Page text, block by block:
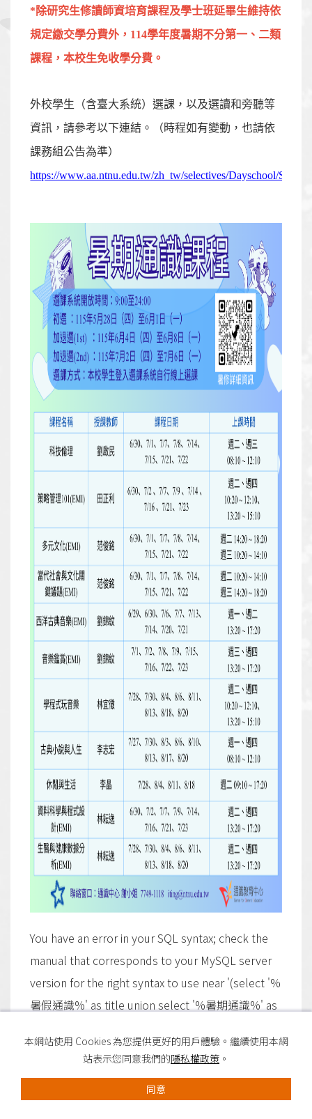
本網站使用 Cookies 為您提供更好的用戶體驗。繼續使用本網
站表示您同意我們的隱私權政策 。
同意
*除研究生修讀師資培育課程及學士班延畢生維持依
規定繳交學分費外，114學年度暑期不分第一、二類
課程，本校生免收學分費。
外校學生（含臺大系統）選課，以及選讀和旁聽等
資訊，請參考以下連結。（時程如有變動，也請依
課務組公告為準）
https://www.aa.ntnu.edu.tw/zh_tw/selectives/Dayschool/
You have an error in your SQL syntax; check the
manual that corresponds to your MySQL server
version for the right syntax to use near '(select '%
暑假通識%' as title union select '%暑期通識%' as